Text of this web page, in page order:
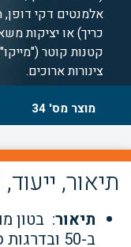
אלמנטים דקי דופן,
כריך) או יציקות
קטנות קוטר
צינורות ארוכים.
מוצר מס' 34
תיאור,
תיאור